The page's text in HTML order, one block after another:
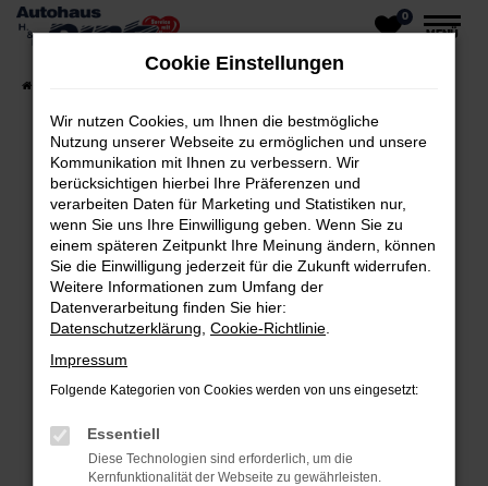
Zum
springen
0
MENÜ
Fehler: Network Error
Beim Laden ist ein Fehler aufgetreten.
Hier sind ein paar Tipps, die dir helfen können:
Überprüfe deine Firewall und deine
Internetverbindung.
Laden andere Webseiten, zum Beispiel
Prüfe deine Browsererweiterungen.
Manche Erweiterungen, wie Werbeblocker,
Cookie Einstellungen
Wir nutzen Cookies, um Ihnen die bestmögliche
Nutzung unserer Webseite zu ermöglichen und unsere
Kommunikation mit Ihnen zu verbessern. Wir
berücksichtigen hierbei Ihre Präferenzen und
verarbeiten Daten für Marketing und Statistiken nur,
wenn Sie uns Ihre Einwilligung geben. Wenn Sie zu
einem späteren Zeitpunkt Ihre Meinung ändern, können
Sie die Einwilligung jederzeit für die Zukunft widerrufen.
Weitere Informationen zum Umfang der
Datenverarbeitung finden Sie hier:
Datenschutzerklärung Cookie-Richtlinie
Impressum
Folgende Kategorien von Cookies werden von uns eingesetzt:
Essentiell
Diese Technologien sind erforderlich, um die
Kernfunktionalität der Webseite zu gewährleisten.